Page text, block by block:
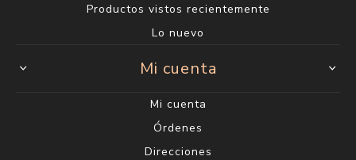
Productos vistos recientemente
Lo nuevo
Mi cuenta
Mi cuenta
Órdenes
Direcciones